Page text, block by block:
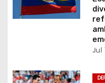
n
a
Jul